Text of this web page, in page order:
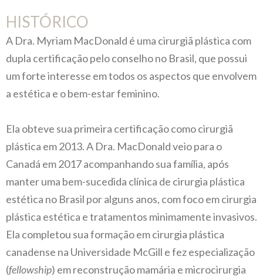
HISTÓRICO
A Dra. Myriam MacDonald é uma cirurgiã plástica com
dupla certificação pelo conselho no Brasil, que possui
um forte interesse em todos os aspectos que envolvem
a estética e o bem-estar feminino.
Ela obteve sua primeira certificação como cirurgiã
plástica em 2013. A Dra. MacDonald veio para o
Canadá em 2017 acompanhando sua família, após
manter uma bem-sucedida clínica de cirurgia plástica
estética no Brasil por alguns anos, com foco em cirurgia
plástica estética e tratamentos minimamente invasivos.
Ela completou sua formação em cirurgia plástica
canadense na Universidade McGill e fez especialização
(fellowship) em reconstrução mamária e microcirurgia